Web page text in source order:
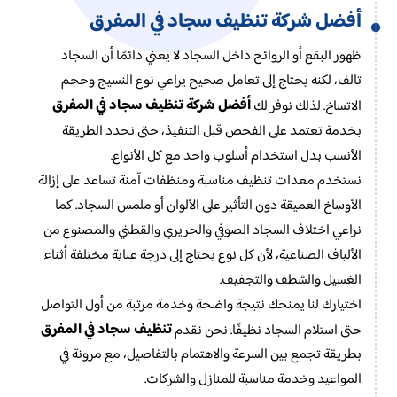
أفضل شركة تنظيف سجاد في المفرق
ظهور البقع أو الروائح داخل السجاد لا يعني دائمًا أن السجاد
تالف، لكنه يحتاج إلى تعامل صحيح يراعي نوع النسيج وحجم
الاتساخ. لذلك نوفر لكأفضل شركة تنظيف سجاد في المفرق
بخدمة تعتمد على الفحص قبل التنفيذ، حتى نحدد الطريقة
الأنسب بدل استخدام أسلوب واحد مع كل الأنواع.
نستخدم معدات تنظيف مناسبة ومنظفات آمنة تساعد على إزالة
الأوساخ العميقة دون التأثير على الألوان أو ملمس السجاد. كما
نراعي اختلاف السجاد الصوفي والحريري والقطني والمصنوع من
الألياف الصناعية، لأن كل نوع يحتاج إلى درجة عناية مختلفة أثناء
الغسيل والشطف والتجفيف.
اختيارك لنا يمنحك نتيجة واضحة وخدمة مرتبة من أول التواصل
حتى استلام السجاد نظيفًا. نحن نقدمتنظيف سجاد في المفرق
بطريقة تجمع بين السرعة والاهتمام بالتفاصيل، مع مرونة في
المواعيد وخدمة مناسبة للمنازل والشركات.